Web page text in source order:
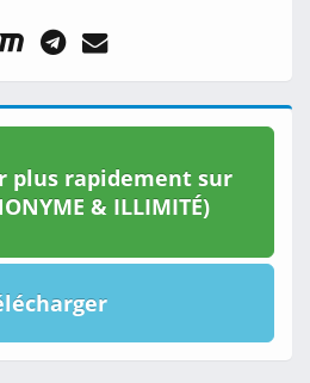
plus rapidement sur
& ILLIMITÉ)